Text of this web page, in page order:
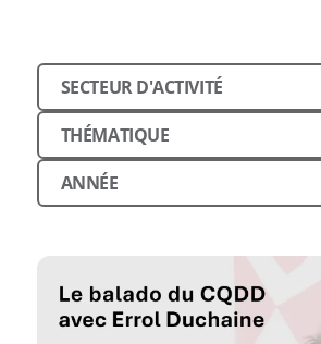
SECTEUR D'ACTIVITÉ
THÉMATIQUE
ANNÉE